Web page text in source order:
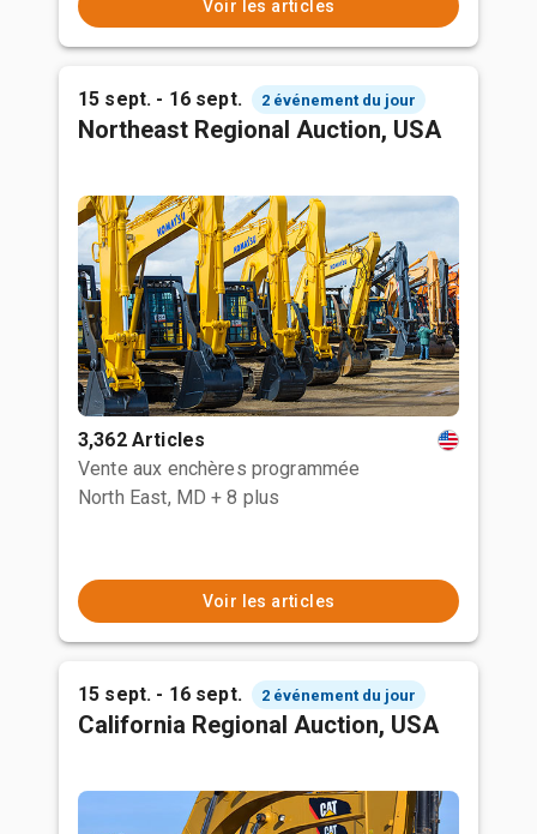
Voir les articles
15 sept. - 16 sept. 2 événement du jour
Northeast Regional Auction, USA
3,362 Articles
Vente aux enchères programmée
North East, MD + 8 plus
Voir les articles
15 sept. - 16 sept. 2 événement du jour
California Regional Auction, USA